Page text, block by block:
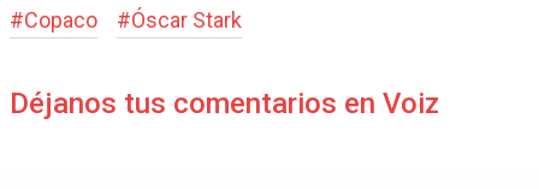
#Copaco #Óscar Stark
Déjanos tus comentarios en Voiz